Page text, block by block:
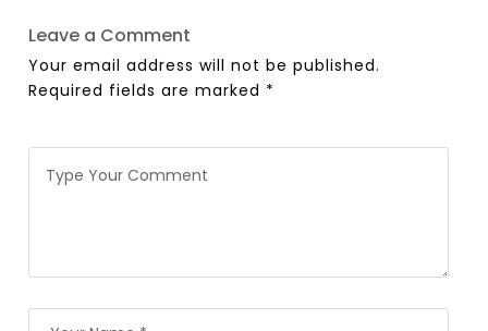
Leave a Comment
Your email address will not be published.
Required fields are marked *